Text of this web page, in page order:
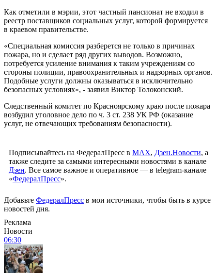
Как отметили в мэрии, этот частный пансионат не входил в
реестр поставщиков социальных услуг, которой формируется
в краевом правительстве.
«Специальная комиссия разберется не только в причинах
пожара, но и сделает ряд других выводов. Возможно,
потребуется усиление внимания к таким учреждениям со
стороны полиции, правоохранительных и надзорных органов.
Подобные услуги должны оказываться в исключительно
безопасных условиях», - заявил Виктор Толоконский.
Следственный комитет по Красноярскому краю после пожара
возбудил уголовное дело по ч. 3 ст. 238 УК РФ (оказание
услуг, не отвечающих требованиям безопасности).
Подписывайтесь на ФедералПресс в МАХ, Дзен.Новости, а
также следите за самыми интересными новостями в канале
Дзен. Все самое важное и оперативное — в telegram-канале
«ФедералПресс».
Добавьте ФедералПресс в мои источники, чтобы быть в курсе
новостей дня.
Реклама
Новости
06:30